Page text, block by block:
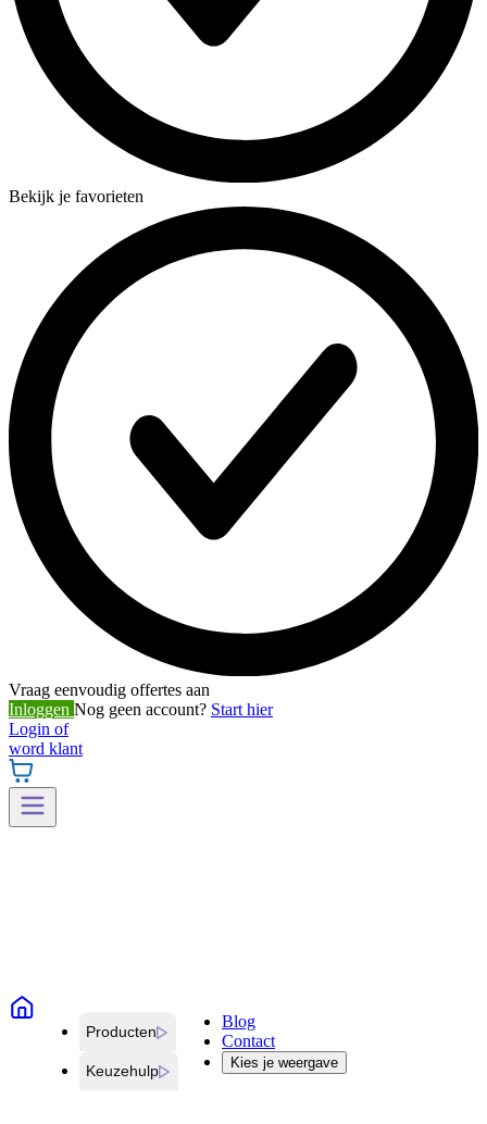
Bekijk je favorieten
Vraag eenvoudig offertes aan
Inloggen Nog geen account? Start hier
Login of
word klant
Producten
Keuzehulp
Blog
Contact
Kies je weergave